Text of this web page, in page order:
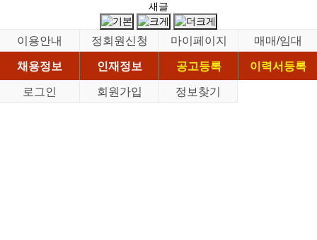
새글
이용안내 정회원신청 마이페이지
매매/임대
채용정보
인재정보 공고등록
이력서등록
로그인
회원가입 정보찾기